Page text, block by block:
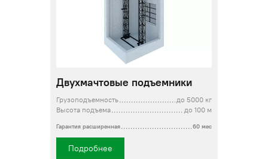
Двухмачтовые подъемники
Грузоподъемность
до 5000 кг
Высота подъема
до 100 м
Гарантия расширенная 60 мес
Подробнее